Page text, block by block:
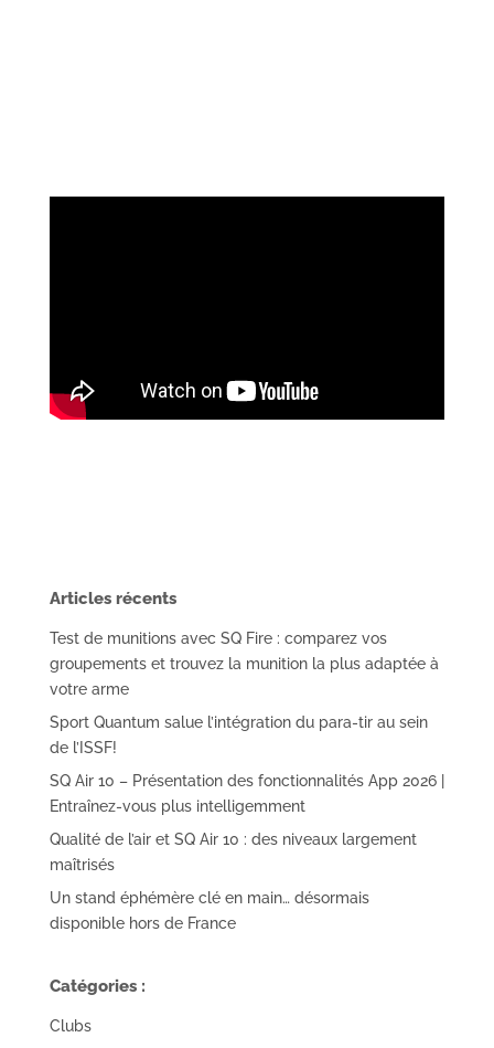
Articles récents
Test de munitions avec SQ Fire : comparez vos
groupements et trouvez la munition la plus adaptée à
votre arme
Sport Quantum salue l’intégration du para-tir au sein
de l’ISSF!
SQ Air 10 – Présentation des fonctionnalités App 2026 |
Entraînez-vous plus intelligemment
Qualité de l’air et SQ Air 10 : des niveaux largement
maîtrisés
Un stand éphémère clé en main… désormais
disponible hors de France
Catégories :
Clubs